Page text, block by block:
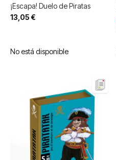
¡Escapa! Duelo de Piratas
13,05 €
No está disponible